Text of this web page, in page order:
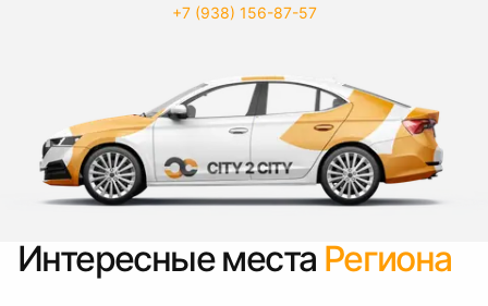
+7 (938) 156-87-57
Интересные места Региона